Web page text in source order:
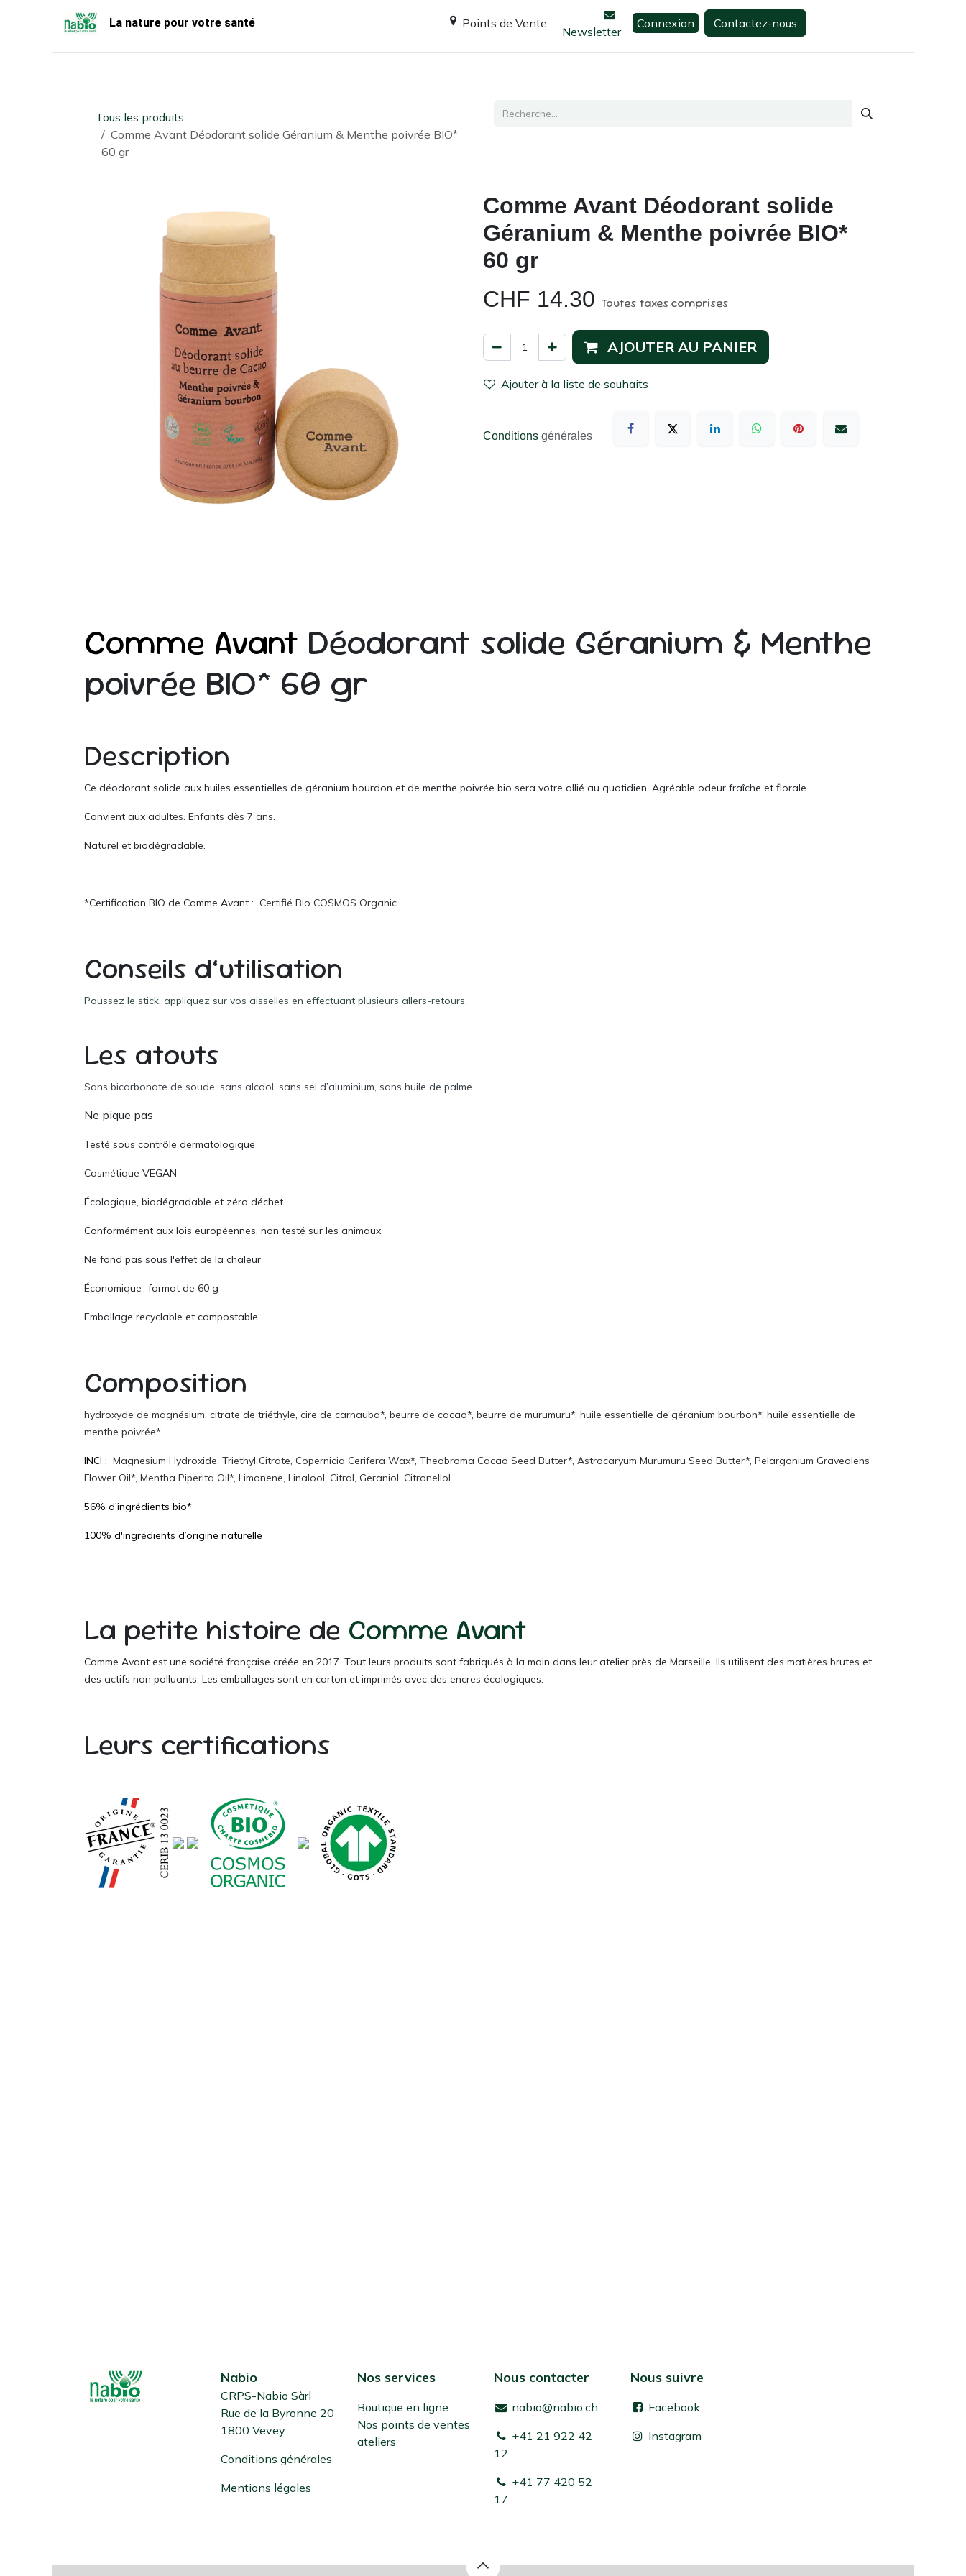
La nature pour votre santé Points de Vente
Newsletter
Connexion Contactez-nous
Tous les produits
Comme Avant Déodorant solide Géranium & Menthe poivrée BIO*
60 gr
Comme Avant Déodorant solide
Géranium & Menthe poivrée BIO*
60 gr
CHF 14.30 Toutes taxes comprises
AJOUTER AU PANIER
Ajouter à la liste de souhaits
Conditions générales
Comme Avant Déodorant solide Géranium & Menthe
poivrée BIO* 60 gr
Description
Ce déodorant solide aux huiles essentielles de géranium bourdon et de menthe poivrée bio sera votre allié au quotidien. Agréable odeur fraîche et florale.
Convient aux adultes. Enfants dès 7 ans.
Naturel et biodégradable.
*Certification BIO de Comme Avant : Certifié Bio COSMOS Organic
Conseils d’utilisation
Poussez le stick, appliquez sur vos aisselles en effectuant plusieurs allers-retours.
Les atouts
Sans bicarbonate de soude, sans alcool, sans sel d’aluminium, sans huile de palme
Ne pique pas
Testé sous contrôle dermatologique
Cosmétique VEGAN
Écologique, biodégradable et zéro déchet
Conformément aux lois européennes, non testé sur les animaux
Ne fond pas sous l'effet de la chaleur
Économique : format de 60 g
Emballage recyclable et compostable
Composition
hydroxyde de magnésium, citrate de triéthyle, cire de carnauba*, beurre de cacao*, beurre de murumuru*, huile essentielle de géranium bourbon*, huile essentielle de
menthe poivrée*
INCI : Magnesium Hydroxide, Triethyl Citrate, Copernicia Cerifera Wax*, Theobroma Cacao Seed Butter*, Astrocaryum Murumuru Seed Butter*, Pelargonium Graveolens
Flower Oil*, Mentha Piperita Oil*, Limonene, Linalool, Citral, Geraniol, Citronellol
56% d'ingrédients bio*
100% d'ingrédients d’origine naturelle
La petite histoire de Comme Avant
Comme Avant est une société française créée en 2017. Tout leurs produits sont fabriqués à la main dans leur atelier près de Marseille. Ils utilisent des matières brutes et
des actifs non polluants. Les emballages sont en carton et imprimés avec des encres écologiques.
Leurs certifications
Nabio
CRPS-Nabio Sàrl
Rue de la Byronne 20
1800 Vevey
Conditions générales
Mentions légales
Nos services
Boutique en ligne
Nos points de ventes
ateliers
Nous contacter
nabio@nabio.ch
+41 21 922 42
12
+41 77 420 52
17
Nous suivre
Facebook
Instagram